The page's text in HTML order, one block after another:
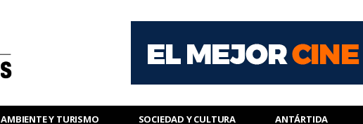
AMBIENTE Y TURISMO SOCIEDAD Y CULTURA ANTÁRTIDA